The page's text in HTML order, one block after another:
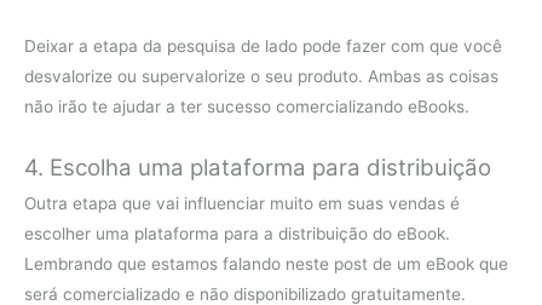
Deixar a etapa da pesquisa de lado pode fazer com que você
desvalorize ou supervalorize o seu produto. Ambas as coisas
não irão te ajudar a ter sucesso comercializando eBooks.
4. Escolha uma plataforma para distribuição
Outra etapa que vai influenciar muito em suas vendas é
escolher uma plataforma para a distribuição do eBook.
Lembrando que estamos falando neste post de um eBook que
será comercializado e não disponibilizado gratuitamente.